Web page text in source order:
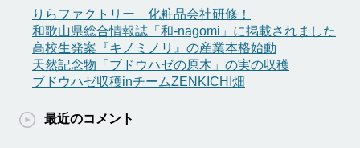
りらファクトリー 化粧品会社研修！
和歌山県総合情報誌「和-nagomi」に掲載されました
高校生発案『キノミノリ』の産業本格始動
天然記念物「ブドウハゼの原木」の実の収穫
ブドウハゼ収穫inチームZENKICHI畑
最近のコメント